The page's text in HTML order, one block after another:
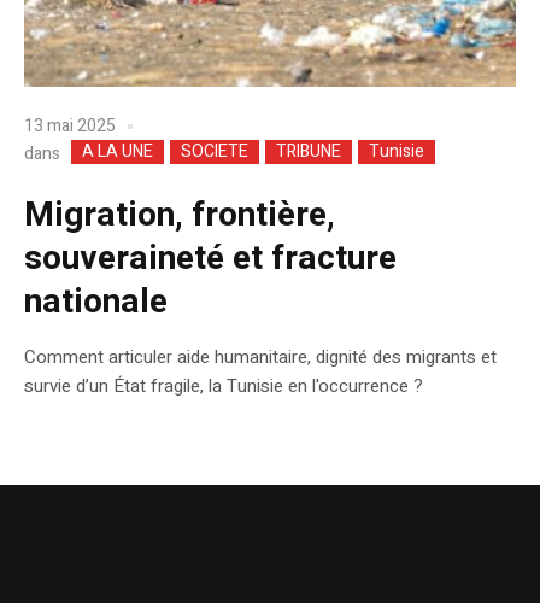
13 mai 2025
dans
A LA UNE SOCIETE TRIBUNE Tunisie
Migration, frontière,
souveraineté et fracture
nationale
Comment articuler aide humanitaire, dignité des migrants et
survie d’un État fragile, la Tunisie en l'occurrence ?